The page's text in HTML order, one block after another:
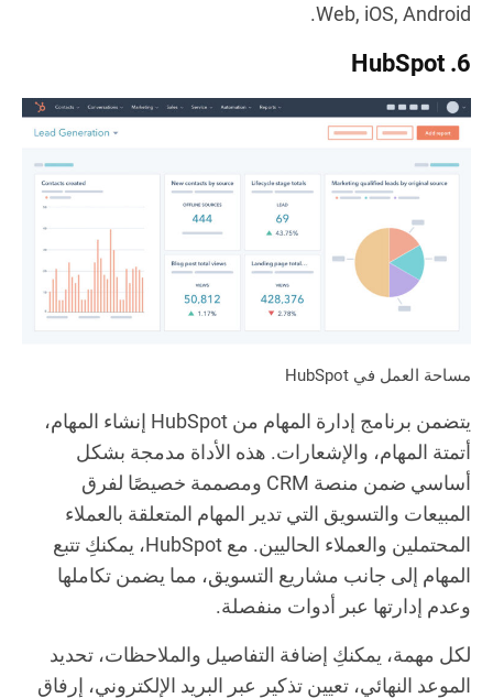
Web, iOS, Android
.
6. HubSpot
مساحة العمل في HubSpot
يتضمن برنامج إدارة المهام من HubSpot إنشاء المهام،
أتمتة المهام، والإشعارات. هذه الأداة مدمجة بشكل
أساسي ضمن منصة CRM ومصممة خصيصًا لفرق
المبيعات والتسويق التي تدير المهام المتعلقة بالعملاء
المحتملين والعملاء الحاليين. مع HubSpot، يمكنكِ تتبع
المهام إلى جانب مشاريع التسويق، مما يضمن تكاملها
وعدم إدارتها عبر أدوات منفصلة.
لكل مهمة، يمكنكِ إضافة التفاصيل والملاحظات، تحديد
الموعد النهائي، تعيين تذكير عبر البريد الإلكتروني، إرفاق